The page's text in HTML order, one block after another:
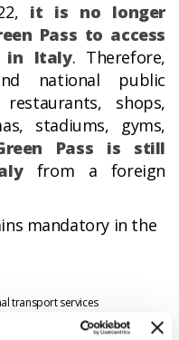
it is no longer
Pass to access
in Italy. Therefore,
national public
shops,
stadiums, gyms,
Pass is still
from a foreign
mandatory in the
transport services
Interregional Trains